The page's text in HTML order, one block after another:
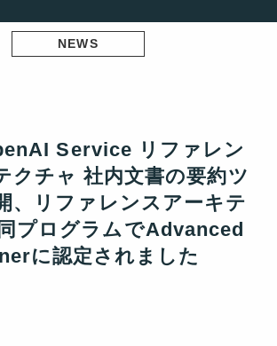
NEWS
Service リファレン
クチャ 社内文書の要約ツ
、リファレンスアーキテ
プログラムでAdvanced
に認定されました